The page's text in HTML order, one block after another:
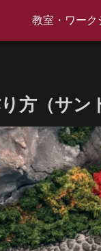
教室・ワーク
方（サン